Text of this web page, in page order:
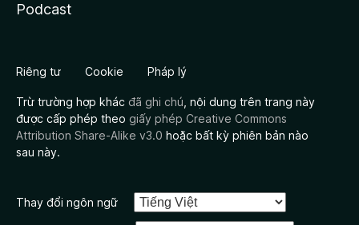
Podcast
Riêng tư Cookie Pháp lý
Trừ trường hợp khác đã ghi chú , nội dung trên trang này
được cấp phép theo giấy phép Creative Commons
Attribution Share-Alike v3.0 hoặc bất kỳ phiên bản nào
sau này.
Thay đổi ngôn ngữ